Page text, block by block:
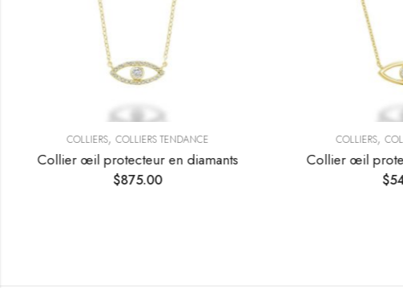
COLLIERS, COLLIERS TENDANCE
Collier œil protecteur en diamants
$875.00
COLLIERS,
Collier œil
$